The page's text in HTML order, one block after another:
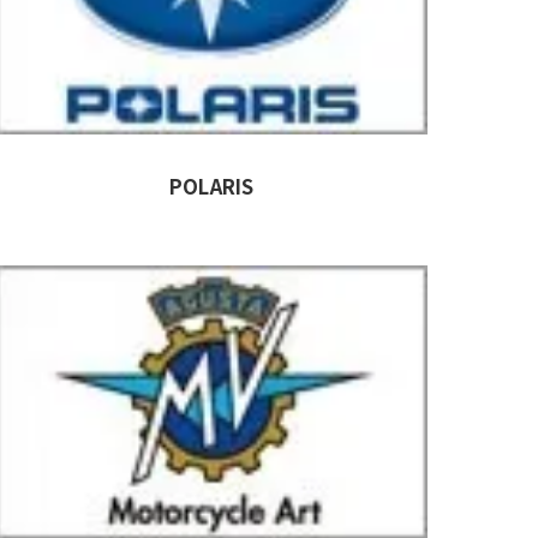
POLARIS